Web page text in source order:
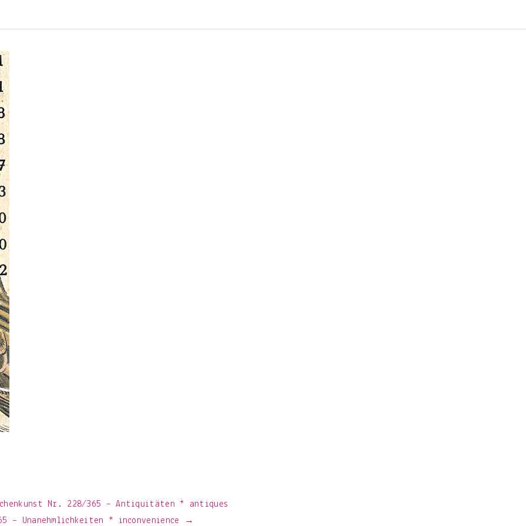
Nr. 228/365 – Antiquitäten * antiques
– Unanehmlichkeiten * inconvenience →